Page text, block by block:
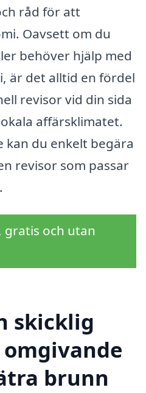
råd för att
Oavsett om du
behöver hjälp med
är det alltid en fördel
revisor vid din sida
affärsklimatet.
kan du enkelt begära
revisor som passar
gratis och utan
skicklig
brunn